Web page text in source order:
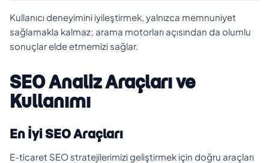
Kullanıcı deneyimini iyileştirmek, yalnızca memnuniyet
sağlamakla kalmaz; arama motorları açısından da olumlu
sonuçlar elde etmemizi sağlar.
SEO Analiz Araçları ve
Kullanımı
En İyi SEO Araçları
E-ticaret SEO stratejilerimizi geliştirmek için doğru araçları